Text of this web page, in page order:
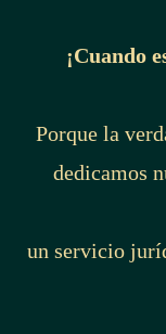
¡Cuando
Porque la
dedicamos
un servicio